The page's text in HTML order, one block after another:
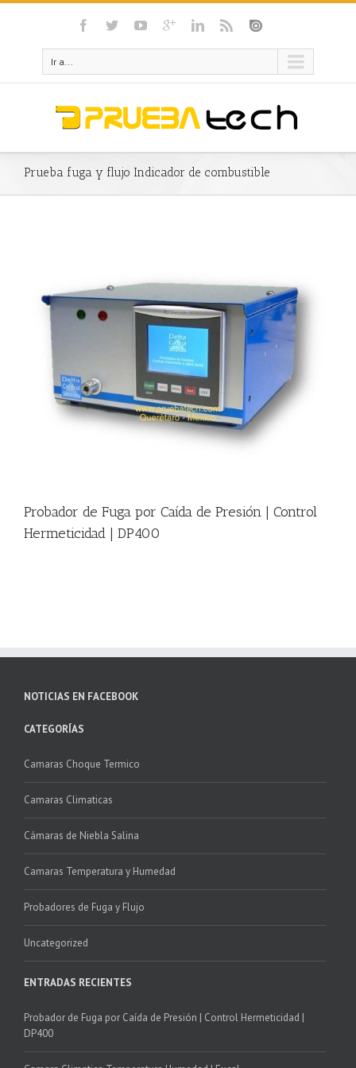
Ir a...
Prueba fuga y flujo Indicador de combustible
Probador de Fuga por Caída de Presión | Control
Hermeticidad | DP400
NOTICIAS EN FACEBOOK
CATEGORÍAS
Camaras Choque Termico
Camaras Climaticas
Cámaras de Niebla Salina
Camaras Temperatura y Humedad
Probadores de Fuga y Flujo
Uncategorized
ENTRADAS RECIENTES
Probador de Fuga por Caída de Presión | Control Hermeticidad |
DP400